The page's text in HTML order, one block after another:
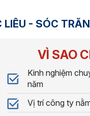
LIÊU - SÓC
VÌ SAO
Kinh nghiệm
năm
Vị trí công ty